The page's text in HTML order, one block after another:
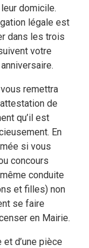
domicile.
légale est
dans les trois
votre
remettra
de
qu’il est
En
si vous
concours
conduite
et filles) non
se faire
en Mairie.
d’une pièce